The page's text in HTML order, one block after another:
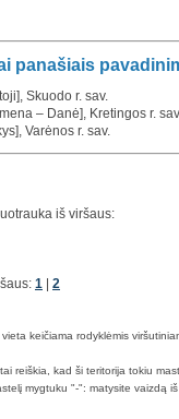
panašiais
Skuodo r. sav.
– Danė], Kretingos r.
Varėnos r. sav.
iš viršaus:
1 | 2
keičiama rodyklėmis
reiškia, kad ši teritorija tokiu
mygtuku "-": matysite vaizdą iš